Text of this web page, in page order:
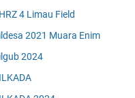
4 Limau Field
2021 Muara Enim
2024